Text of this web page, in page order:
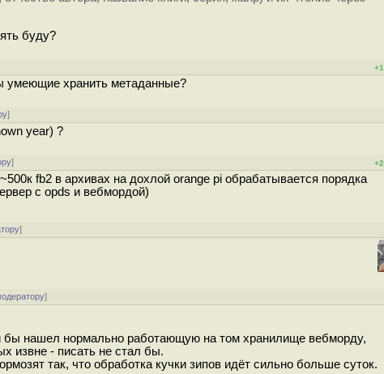
буду?
+1
умеющие хранить метаданные?
]
year) ?
] +2
fb2 в архивах на дохлой orange pi обрабатывается порядка
с opds и вебмордой)
]
]
бы нашел нормально работающую на том хранилище вебморду,
извне - писать не стал бы.
так, что обработка кучки зипов идёт сильно больше суток.